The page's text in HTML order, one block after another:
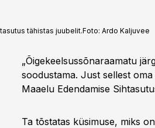
tähistas juubelit.Foto: Ardo Kaljuvee
„Õigekeelsussõnaraamatu
soodustama. Just sellest
Maaelu Edendamise
Ta tõstatas küsimuse, miks